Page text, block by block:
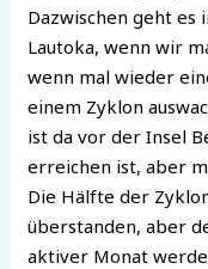
Dazwischen geht es
Lautoka, wenn wir
wenn mal wieder
einem Zyklon
ist da vor der Insel
erreichen ist, aber
Die Hälfte der
überstanden, aber
aktiver Monat